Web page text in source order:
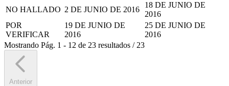
NO HALLADO 2 DE JUNIO DE 2016
18 DE JUNIO DE
2016
POR
VERIFICAR
19 DE JUNIO DE
2016
25 DE JUNIO DE
2016
Mostrando Pág. 1 - 12 de 23 resultados / 23
Anterior